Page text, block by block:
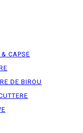
CAPSE
DE BIROU